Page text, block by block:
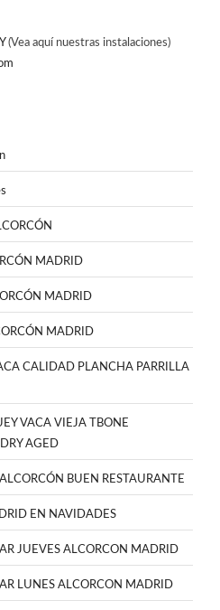
(Vea aquí nuestras instalaciones)
MADRID
MADRID
MADRID
CALIDAD PLANCHA PARRILLA
VACA VIEJA TBONE
AGED
BUEN RESTAURANTE
EN NAVIDADES
JUEVES ALCORCON MADRID
LUNES ALCORCON MADRID